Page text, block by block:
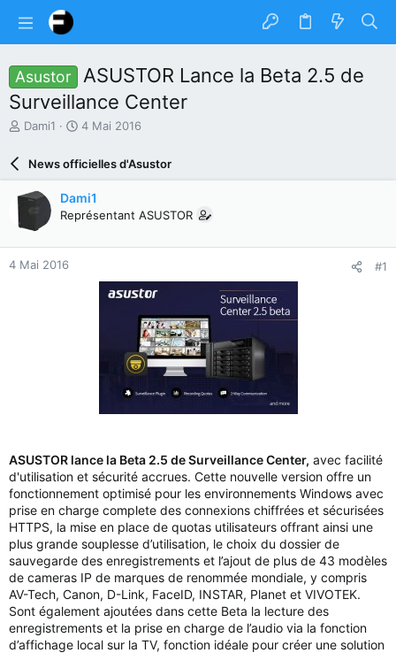
Asustor
ASUSTOR Lance la Beta 2.5 de
Surveillance Center
A
e
s
u
Dami1
D
t
e
e
d
b
4 Mai 2016
News officielles d'Asustor
Dami1
Représentant ASUSTOR
4 Mai 2016 #1
ASUSTOR lance la Beta 2.5 de Surveillance Center, avec facilité
d'utilisation et sécurité accrues. Cette nouvelle version offre un
fonctionnement optimisé pour les environnements Windows avec
prise en charge complete des connexions chiffrées et sécurisées
HTTPS, la mise en place de quotas utilisateurs offrant ainsi une
plus grande souplesse d’utilisation, le choix du dossier de
sauvegarde des enregistrements et l’ajout de plus de 43 modèles
de cameras IP de marques de renommée mondiale, y compris
AV-Tech, Canon, D-Link, FaceID, INSTAR, Planet et VIVOTEK.
Sont également ajoutées dans cette Beta la lecture des
enregistrements et la prise en charge de l’audio via la fonction
d’affichage local sur la TV, fonction idéale pour créer une solution